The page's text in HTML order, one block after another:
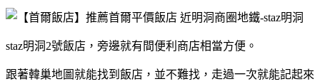
staz明洞2號飯店，旁邊就有間便利商店相當方便。
跟著韓巢地圖就能找到飯店，並不難找，走過一次就能記起來